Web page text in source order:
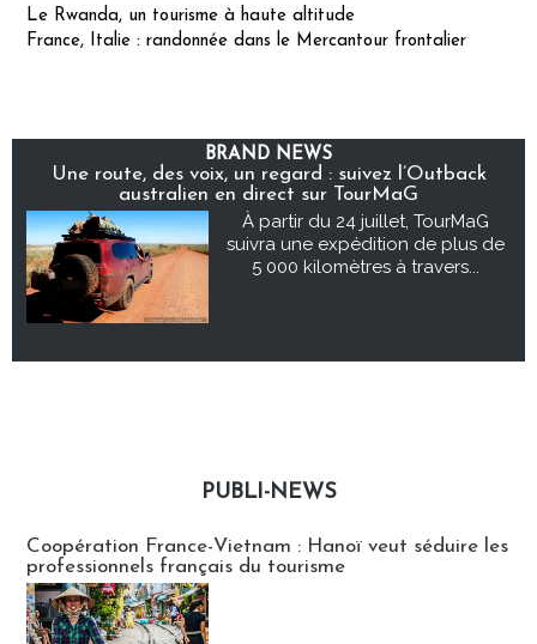
Le Rwanda, un tourisme à haute altitude
France, Italie : randonnée dans le Mercantour frontalier
BRAND NEWS
Une route, des voix, un regard : suivez l’Outback
australien en direct sur TourMaG
À partir du 24 juillet, TourMaG
suivra une expédition de plus de
5 000 kilomètres à travers...
PUBLI-NEWS
Coopération France-Vietnam : Hanoï veut séduire les
professionnels français du tourisme